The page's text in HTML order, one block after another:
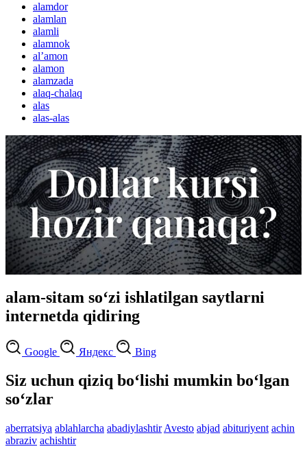
alamdor
alamlan
alamli
alamnok
alʼamon
alamon
alamzada
alaq-chalaq
alas
alas-alas
alam-sitam so‘zi ishlatilgan saytlarni
internetda qidiring
Google Яндекс Bing
Siz uchun qiziq bo‘lishi mumkin bo‘lgan
so‘zlar
aberratsiya ablahlarcha abadiylashtir Avesto abjad abituriyent achin
abraziv achishtir